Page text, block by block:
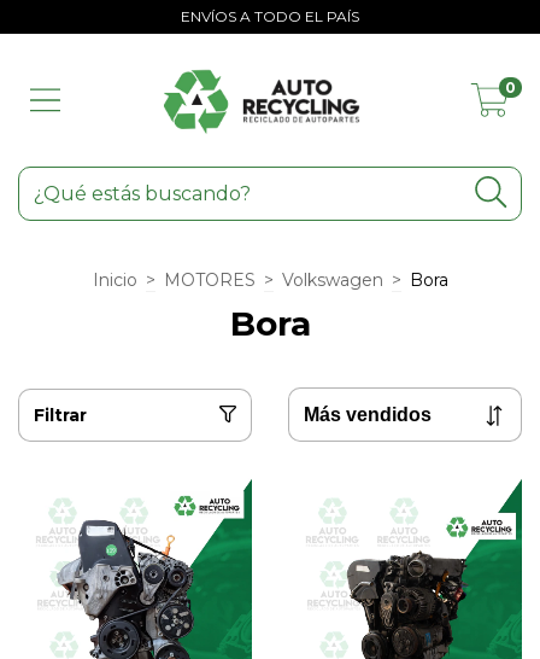
ENVÍOS A TODO EL PAÍS
0
Inicio > MOTORES > Volkswagen > Bora
Bora
Filtrar